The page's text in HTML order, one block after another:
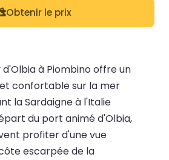
Obtenir le prix
à Piombino offre un
confortable sur la mer
la Sardaigne à l'Italie
du port animé d'Olbia,
profiter d'une vue
escarpée de la